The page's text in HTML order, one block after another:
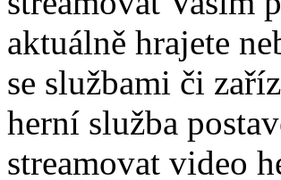
aktuálně hrajete
se službami či
herní služba
streamovat video